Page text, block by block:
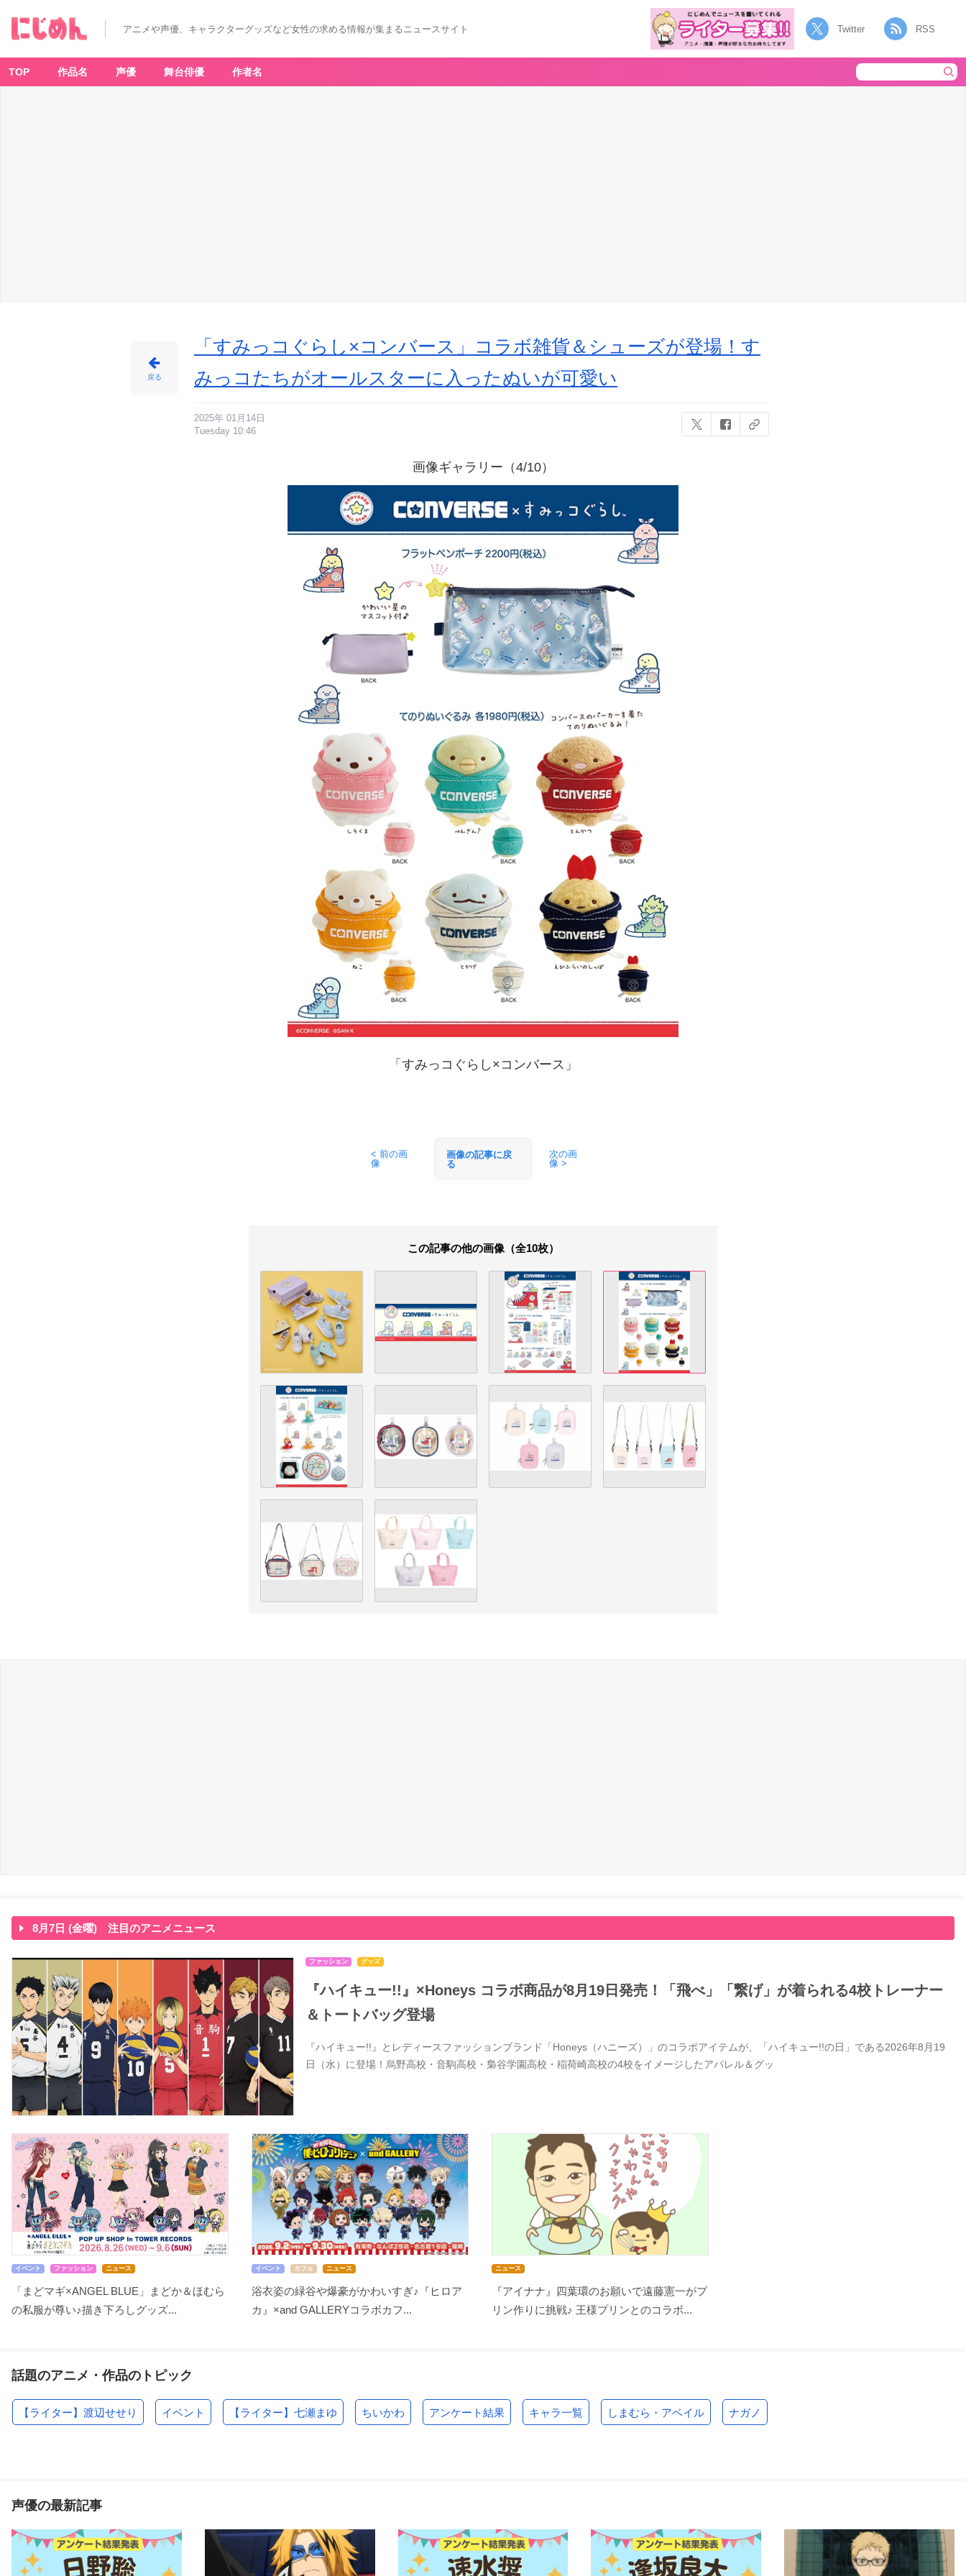
し
コ
ン
バ
アニメや声優、キャラクターグッズなど女性の求める情報が集まるニュースサイト Twitter RSS
TOP 作品名 声優 舞台俳優 作者名
戻る
「すみっコぐらし×コンバース」コラボ雑貨＆シューズが登場！す
みっコたちがオールスターに入ったぬいが可愛い
2025年 01月14日
Tuesday 10:46
画像ギャラリー（4/10）
「すみっコぐらし×コンバース」
< 前の画
像
画像の記事に戻
る
次の画
像 >
この記事の他の画像（全10枚）
8月7日 (金曜) 注目のアニメニュース
ファッション グッズ
『ハイキュー!!』×Honeys コラボ商品が8月19日発売！「飛べ」「繋げ」が着られる4校トレーナー
＆トートバッグ登場
『ハイキュー!!』とレディースファッションブランド「Honeys（ハニーズ）」のコラボアイテムが、「ハイキュー!!の日」である2026年8月19
日（水）に登場！烏野高校・音駒高校・梟谷学園高校・稲荷崎高校の4校をイメージしたアパレル＆グッ
イベント ファッション ニュース
「まどマギ×ANGEL BLUE」まどか＆ほむら
の私服が尊い♪描き下ろしグッズ...
イベント カフェ ニュース
浴衣姿の緑谷や爆豪がかわいすぎ♪『ヒロア
カ』×and GALLERYコラボカフ...
ニュース
『アイナナ』四葉環のお願いで遠藤憲一がプ
リン作りに挑戦♪ 王様プリンとのコラボ...
話題のアニメ・作品のトピック
【ライター】渡辺せせり イベント 【ライター】七瀬まゆ ちいかわ アンケート結果 キャラ一覧 しまむら・アベイル ナガノ
声優の最新記事